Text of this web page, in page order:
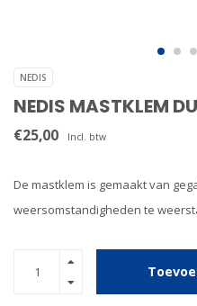
NEDIS
NEDIS MASTKLEM
€25,00 Incl. btw
De mastklem is gemaakt van
weersomstandigheden te